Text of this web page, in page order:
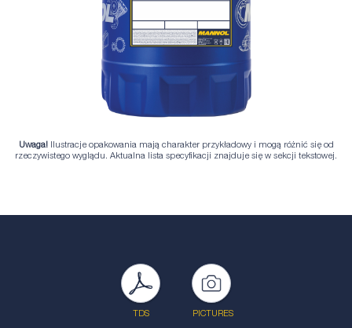
Uwaga! Ilustracje opakowania mają charakter przykładowy i mogą różnić się od
rzeczywistego wyglądu. Aktualna lista specyfikacji znajduje się w sekcji tekstowej.
TDS PICTURES